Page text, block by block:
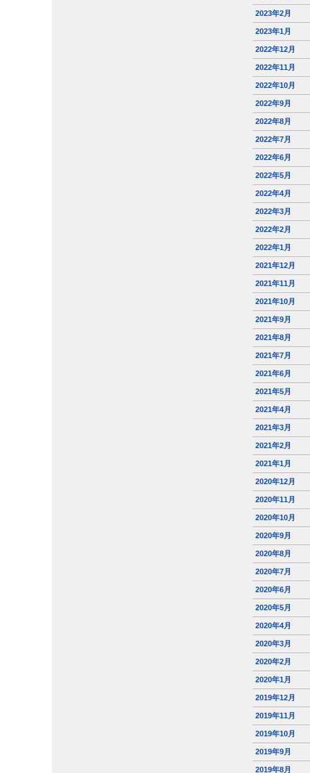
2023年2月
2023年1月
2022年12月
2022年11月
2022年10月
2022年9月
2022年8月
2022年7月
2022年6月
2022年5月
2022年4月
2022年3月
2022年2月
2022年1月
2021年12月
2021年11月
2021年10月
2021年9月
2021年8月
2021年7月
2021年6月
2021年5月
2021年4月
2021年3月
2021年2月
2021年1月
2020年12月
2020年11月
2020年10月
2020年9月
2020年8月
2020年7月
2020年6月
2020年5月
2020年4月
2020年3月
2020年2月
2020年1月
2019年12月
2019年11月
2019年10月
2019年9月
2019年8月